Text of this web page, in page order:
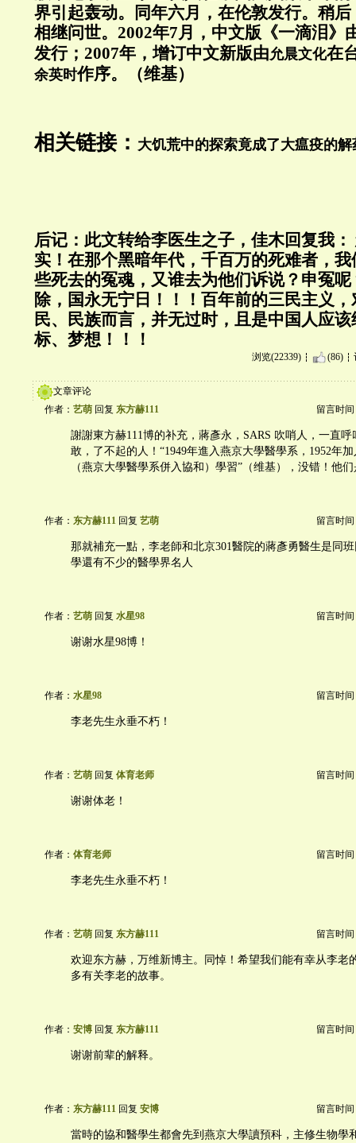
界引起轰动。同年六月，在伦敦发行。稍
相继问世。2002年7月，中文版《一滴泪》
发行；2007年，增订中文新版由允晨文化在
余英时作序。（维基）
相关链接： 大饥荒中的探索竟成了大瘟疫的解
后记：此文转给李医生之子，佳木回复我
实！在那个黑暗年代，千百万的死难者，
些死去的冤魂，又谁去为他们诉说？申冤
除，国永无宁日！！！百年前的三民主义
民、民族而言，并无过时，且是中国人应
标、梦想！！！
浏览(22339) (86)
文章评论
作者： 艺萌 回复 东方赫111 留言时间
謝謝東方赫111博的补充，蔣彥永，SARS 吹哨人，一直呼
敢，了不起的人！“1949年進入燕京大學醫學系，1952年
（燕京大學醫學系併入協和）學習”（维基），没错！他
作者： 东方赫111 回复 艺萌 留言时间
那就補充一點，李老師和北京301醫院的蔣彥勇醫生是同
學還有不少的醫學界名人
作者： 艺萌 回复 水星98 留言时间
谢谢水星98博！
作者： 水星98 留言时间
李老先生永垂不朽！
作者： 艺萌 回复 体育老师 留言时间
谢谢体老！
作者： 体育老师 留言时间
李老先生永垂不朽！
作者： 艺萌 回复 东方赫111 留言时间
欢迎东方赫，万维新博主。同悼！希望我们能有幸从李老
多有关李老的故事。
作者： 安博 回复 东方赫111 留言时间
谢谢前辈的解释。
作者： 东方赫111 回复 安博 留言时间
當時的協和醫學生都會先到燕京大學讀預科，主修生物學